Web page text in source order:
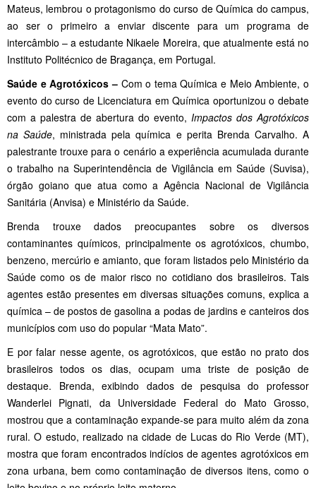
Mateus, lembrou o protagonismo do curso de Química do campus,
ao ser o primeiro a enviar discente para um programa de
intercâmbio – a estudante Nikaele Moreira, que atualmente está no
Instituto Politécnico de Bragança, em Portugal.
Saúde e Agrotóxicos –Com o tema Química e Meio Ambiente, o
evento do curso de Licenciatura em Química oportunizou o debate
com a palestra de abertura do evento, Impactos dos Agrotóxicos
na Saúde, ministrada pela química e perita Brenda Carvalho. A
palestrante trouxe para o cenário a experiência acumulada durante
o trabalho na Superintendência de Vigilância em Saúde (Suvisa),
órgão goiano que atua como a Agência Nacional de Vigilância
Sanitária (Anvisa) e Ministério da Saúde.
Brenda trouxe dados preocupantes sobre os diversos
contaminantes químicos, principalmente os agrotóxicos, chumbo,
benzeno, mercúrio e amianto, que foram listados pelo Ministério da
Saúde como os de maior risco no cotidiano dos brasileiros. Tais
agentes estão presentes em diversas situações comuns, explica a
química – de postos de gasolina a podas de jardins e canteiros dos
municípios com uso do popular “Mata Mato”.
E por falar nesse agente, os agrotóxicos, que estão no prato dos
brasileiros todos os dias, ocupam uma triste de posição de
destaque. Brenda, exibindo dados de pesquisa do professor
Wanderlei Pignati, da Universidade Federal do Mato Grosso,
mostrou que a contaminação expande-se para muito além da zona
rural. O estudo, realizado na cidade de Lucas do Rio Verde (MT),
mostra que foram encontrados indícios de agentes agrotóxicos em
zona urbana, bem como contaminação de diversos itens, como o